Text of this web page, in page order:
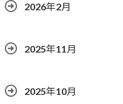
2026年2月
2025年11月
2025年10月